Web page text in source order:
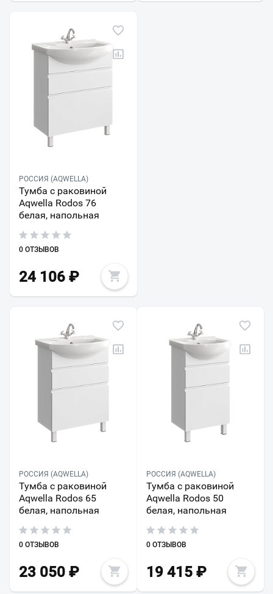
РОССИЯ (AQWELLA)
Тумба с раковиной
Aqwella Rodos 76
белая, напольная
0 ОТЗЫВОВ
24 106 ₽
РОССИЯ (AQWELLA)
Тумба с раковиной
Aqwella Rodos 65
белая, напольная
0 ОТЗЫВОВ
23 050 ₽
РОССИЯ (AQWELLA)
Тумба с раковиной
Aqwella Rodos 50
белая, напольная
0 ОТЗЫВОВ
19 415₽